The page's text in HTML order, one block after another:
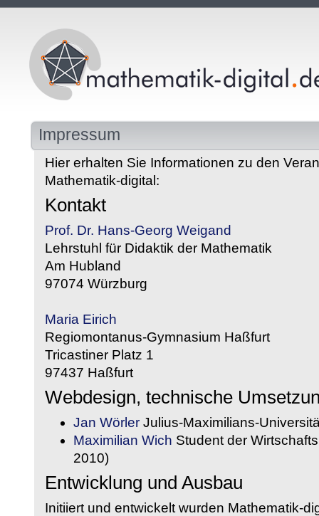
Impressum
Hier erhalten Sie Informationen zu den
Mathematik-digital:
Kontakt
Prof. Dr. Hans-Georg Weigand
Lehrstuhl für Didaktik der Mathematik
Am Hubland
97074 Würzburg
Maria Eirich
Regiomontanus-Gymnasium Haßfurt
Tricastiner Platz 1
97437 Haßfurt
Webdesign, technische
Jan Wörler Julius-Maximilians-
Maximilian Wich Student der
2010)
Entwicklung und Ausbau
Initiiert und entwickelt wurden Mathematik-